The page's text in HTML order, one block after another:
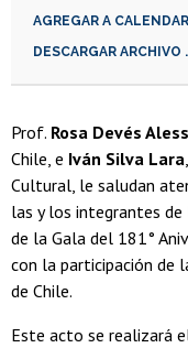
AGREGAR A
DESCARGAR ARCHIVO
Prof. Rosa Devés
Chile, e Iván Silva Lara
Cultural, le saludan
las y los integrantes
de la Gala del 181°
con la participación de
de Chile.
Este acto se realizará